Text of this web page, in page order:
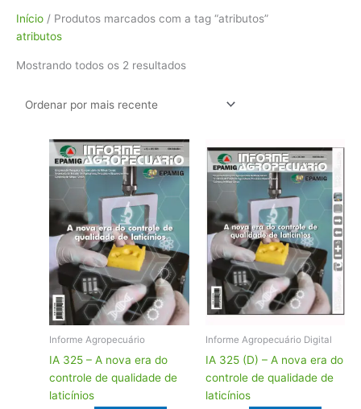
Início / Produtos marcados com a tag “atributos”
atributos
Mostrando todos os 2 resultados
Classificado
recente
Informe Agropecuário
IA 325 – A nova era do
controle de qualidade de
laticínios
Informe Agropecuário Digital
IA 325 (D) – A nova era do
controle de qualidade de
laticínios